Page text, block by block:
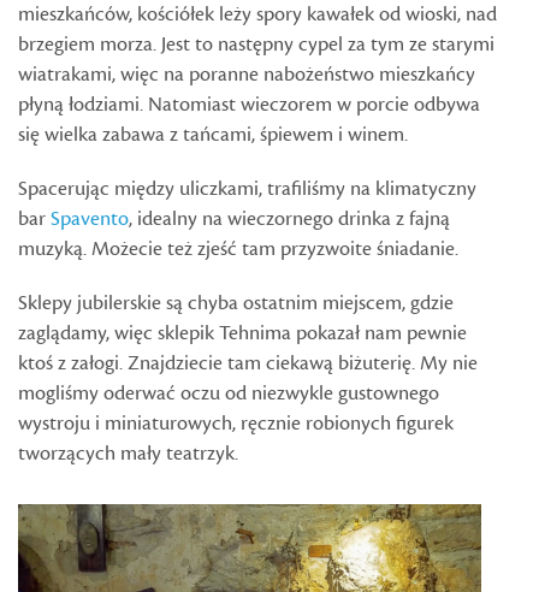
mieszkańców, kościółek leży spory kawałek od wioski, nad
brzegiem morza. Jest to następny cypel za tym ze starymi
wiatrakami, więc na poranne nabożeństwo mieszkańcy
płyną łodziami. Natomiast wieczorem w porcie odbywa
się wielka zabawa z tańcami, śpiewem i winem.
Spacerując między uliczkami, trafiliśmy na klimatyczny
barSpavento, idealny na wieczornego drinka z fajną
muzyką. Możecie też zjeść tam przyzwoite śniadanie.
Sklepy jubilerskie są chyba ostatnim miejscem, gdzie
zaglądamy, więc sklepik Tehnima pokazał nam pewnie
ktoś z załogi. Znajdziecie tam ciekawą biżuterię. My nie
mogliśmy oderwać oczu od niezwykle gustownego
wystroju i miniaturowych, ręcznie robionych figurek
tworzących mały teatrzyk.